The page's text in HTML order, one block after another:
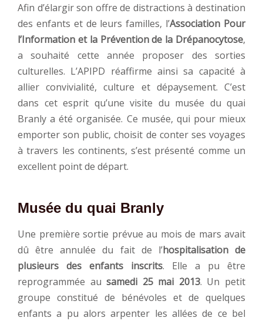
Afin d’élargir son offre de distractions à destination
des enfants et de leurs familles, l’Association Pour
l’Information et la Prévention de la Drépanocytose,
a souhaité cette année proposer des sorties
culturelles. L’APIPD réaffirme ainsi sa capacité à
allier convivialité, culture et dépaysement. C’est
dans cet esprit qu’une visite du musée du quai
Branly a été organisée. Ce musée, qui pour mieux
emporter son public, choisit de conter ses voyages
à travers les continents, s’est présenté comme un
excellent point de départ.
Musée du quai Branly
Une première sortie prévue au mois de mars avait
dû être annulée du fait de l’hospitalisation de
plusieurs des enfants inscrits. Elle a pu être
reprogrammée ausamedi 25 mai 2013. Un petit
groupe constitué de bénévoles et de quelques
enfants a pu alors arpenter les allées de ce bel